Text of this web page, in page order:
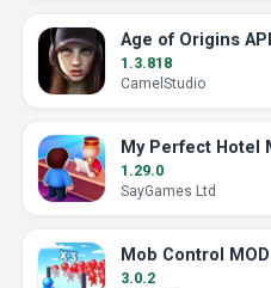
Age of Origins
1.3.818
CamelStudio
1.29.0
SayGames Ltd
Mob Control
3.0.2